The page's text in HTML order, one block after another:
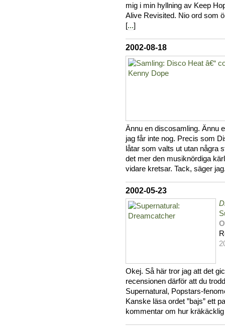
mig i min hyllning av Keep
Alive Revisited. Nio ord som
[...]
2002-08-18
Ännu en discosamling. Ännu
jag får inte nog. Precis som
låtar som valts ut utan några
det mer den musiknördiga
vidare kretsar. Tack, säger
2002-05-23
Okej. Så här tror jag att det
recensionen därför att du
Supernatural, Popstars-
Kanske läsa ordet ”bajs” ett
kommentar om hur